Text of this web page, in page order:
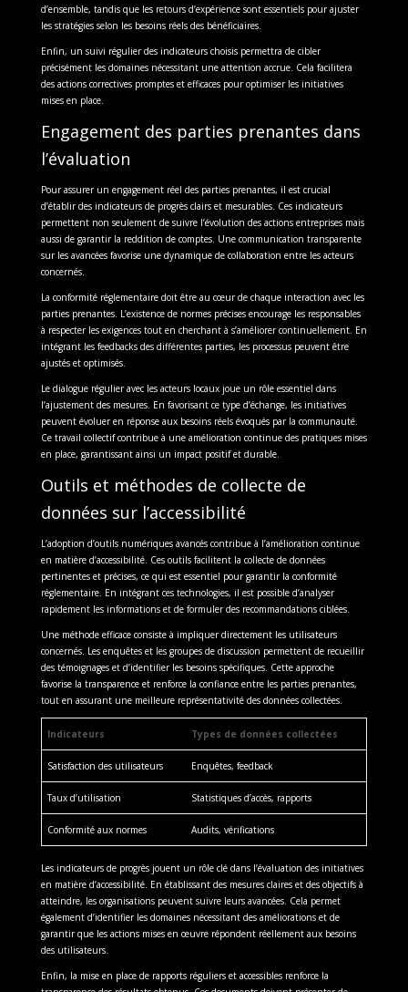
d’ensemble, tandis que les retours d’expérience sont essentiels pour ajuster
les stratégies selon les besoins réels des bénéficiaires.
Enfin, un suivi régulier des indicateurs choisis permettra de cibler
précisément les domaines nécessitant une attention accrue. Cela facilitera
des actions correctives promptes et efficaces pour optimiser les initiatives
mises en place.
Engagement des parties prenantes dans
l’évaluation
Pour assurer un engagement réel des parties prenantes, il est crucial
d’établir des indicateurs de progrès clairs et mesurables. Ces indicateurs
permettent non seulement de suivre l’évolution des actions entreprises mais
aussi de garantir la reddition de comptes. Une communication transparente
sur les avancées favorise une dynamique de collaboration entre les acteurs
concernés.
La conformité réglementaire doit être au cœur de chaque interaction avec les
parties prenantes. L’existence de normes précises encourage les responsables
à respecter les exigences tout en cherchant à s’améliorer continuellement. En
intégrant les feedbacks des différentes parties, les processus peuvent être
ajustés et optimisés.
Le dialogue régulier avec les acteurs locaux joue un rôle essentiel dans
l’ajustement des mesures. En favorisant ce type d’échange, les initiatives
peuvent évoluer en réponse aux besoins réels évoqués par la communauté.
Ce travail collectif contribue à une amélioration continue des pratiques mises
en place, garantissant ainsi un impact positif et durable.
Outils et méthodes de collecte de
données sur l’accessibilité
L’adoption d’outils numériques avancés contribue à l’amélioration continue
en matière d’accessibilité. Ces outils facilitent la collecte de données
pertinentes et précises, ce qui est essentiel pour garantir la conformité
réglementaire. En intégrant ces technologies, il est possible d’analyser
rapidement les informations et de formuler des recommandations ciblées.
Une méthode efficace consiste à impliquer directement les utilisateurs
concernés. Les enquêtes et les groupes de discussion permettent de recueillir
des témoignages et d’identifier les besoins spécifiques. Cette approche
favorise la transparence et renforce la confiance entre les parties prenantes,
tout en assurant une meilleure représentativité des données collectées.
Indicateurs Types de données collectées
Satisfaction des utilisateurs Enquêtes, feedback
Taux d’utilisation Statistiques d’accès, rapports
Conformité aux normes Audits, vérifications
Les indicateurs de progrès jouent un rôle clé dans l’évaluation des initiatives
en matière d’accessibilité. En établissant des mesures claires et des objectifs à
atteindre, les organisations peuvent suivre leurs avancées. Cela permet
également d’identifier les domaines nécessitant des améliorations et de
garantir que les actions mises en œuvre répondent réellement aux besoins
des utilisateurs.
Enfin, la mise en place de rapports réguliers et accessibles renforce la